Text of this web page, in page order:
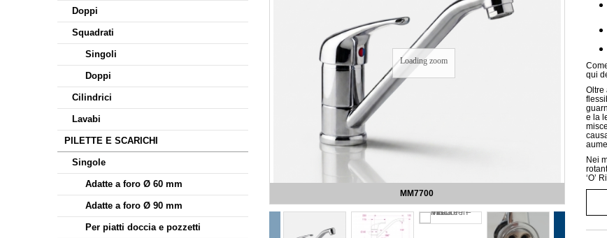
Doppi
Squadrati
Singoli
Doppi
Cilindrici
Lavabi
PILETTE E SCARICHI
Singole
Adatte a foro Ø 60 mm
Adatte a foro Ø 90 mm
Per piatti doccia e pozzetti
MM7700
Loading zoom
qui
Oltre
e la
Nei
‘O’